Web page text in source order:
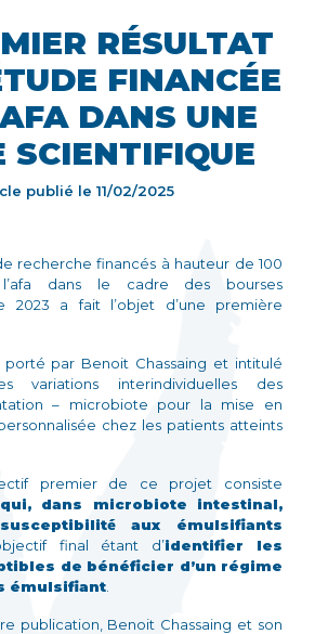
RÉSULTAT
FINANCÉE
DANS UNE
SCIENTIFIQUE
publié le 11/02/2025
recherche financés à hauteur de 100
dans le cadre des bourses
2023 a fait l’objet d’une première
porté par Benoit Chassaing et intitulé
variations interindividuelles des
– microbiote pour la mise en
chez les patients atteints
premier de ce projet consiste
dans microbiote intestinal,
aux émulsifiants
final étant d’identifier les
de bénéficier d’un régime
émulsifiant
publication, Benoit Chassaing et son